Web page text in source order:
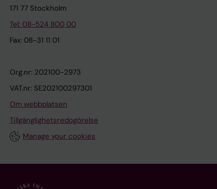
171 77 Stockholm
Tel: 08-524 800 00
Fax: 08-31 11 01
Org.nr: 202100-2973
VAT.nr: SE202100297301
Om webbplatsen
Tillgänglighetsredogörelse
Manage your cookies